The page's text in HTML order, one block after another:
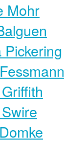
Mohr
Pickering